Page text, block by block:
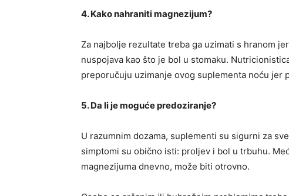
4. Kako nahraniti magnezijum?
Za najbolje rezultate treba ga uzimati s hranom
nuspojava kao što je bol u stomaku.
preporučuju uzimanje ovog suplementa noću jer
5. Da li je moguće predoziranje?
U razumnim dozama, suplementi su sigurni za
simptomi su obično isti: proljev i bol u trbuhu.
magnezijuma dnevno, može biti otrovno.